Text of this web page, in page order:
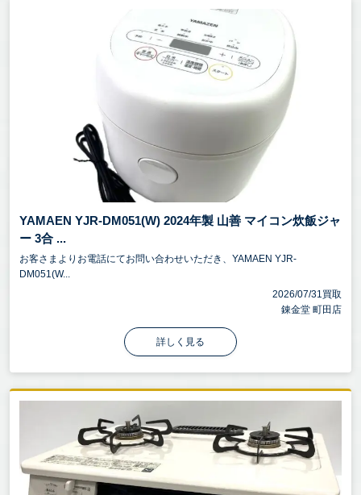
YAMAEN YJR-DM051(W) 2024年製 山善 マイコン炊飯ジャ
ー 3合 ...
お客さまよりお電話にてお問い合わせいただき、YAMAEN YJR-
DM051(W...
2026/07/31買取
錬金堂 町田店
詳しく見る